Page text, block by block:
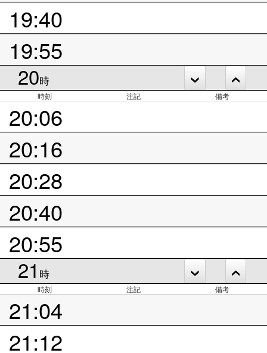
19:40
19:55
20時
時刻 注記 備考
20:06
20:16
20:28
20:40
20:55
21 時
時刻 注記 備考
21:04
21:12